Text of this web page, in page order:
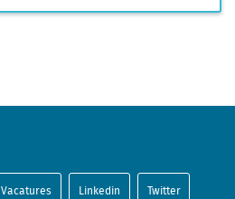
Vacatures Linkedin Twitter